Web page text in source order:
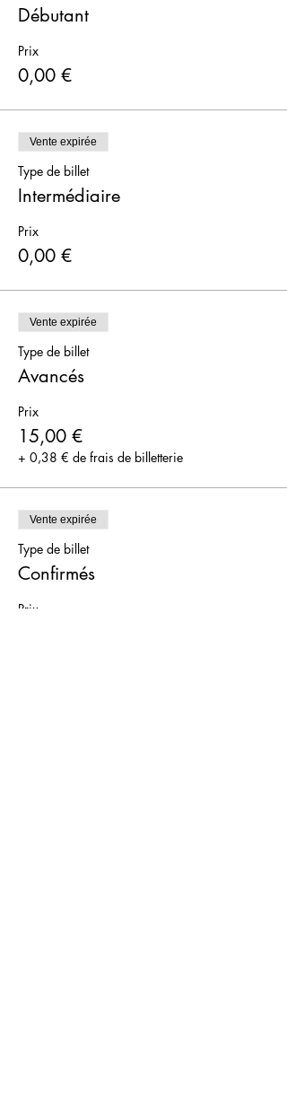
Débutant
Prix
0,00 €
Vente expirée
Type de billet
Intermédiaire
Prix
0,00 €
Vente expirée
Type de billet
Avancés
Prix
15,00 €
+ 0,38 € de frais de billetterie
Vente expirée
Type de billet
Confirmés
Prix